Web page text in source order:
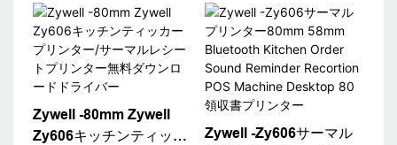
Kitchen 80mm領収書チ
ケットプリンター
USB+RS232+LAN
Zywell -80mm Zywell
Zy606キッチンティッカ
Zywell -Zy606サーマル